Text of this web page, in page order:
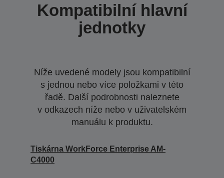
Kompatibilní hlavní
jednotky
Níže uvedené modely jsou kompatibilní
s jednou nebo více položkami v této
řadě. Další podrobnosti naleznete
v odkazech níže nebo v uživatelském
manuálu k produktu.
Tiskárna WorkForce Enterprise AM-
C4000